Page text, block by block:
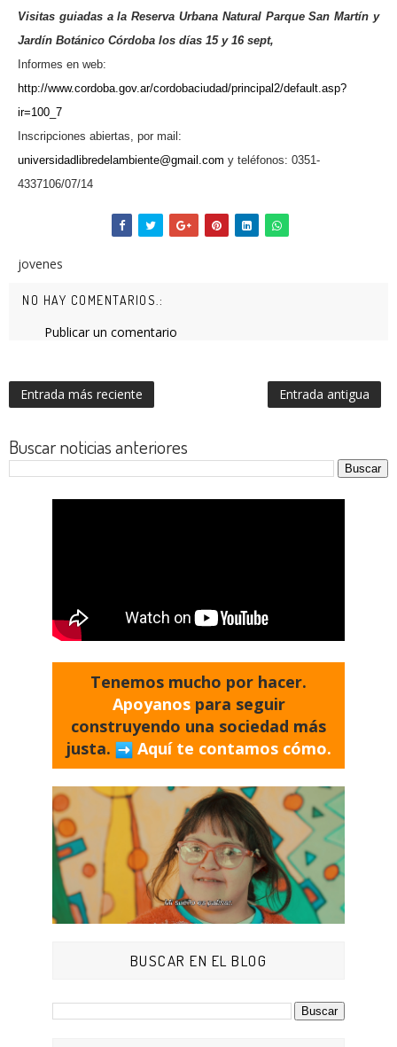
Visitas guiadas a la Reserva Urbana Natural Parque San Martín y
Jardín Botánico Córdoba los días 15 y 16 sept,
Informes en web:
http://www.cordoba.gov.ar/cordobaciudad/principal2/default.asp?
ir=100_7
Inscripciones abiertas, por mail:
universidadlibredelambiente@gmail.com y teléfonos: 0351-
4337106/07/14
jovenes
NO HAY COMENTARIOS.:
Publicar un comentario
Entrada más reciente Entrada antigua
Buscar noticias anteriores
Tenemos mucho por hacer.
Apoyanos para seguir
construyendo una sociedad más
justa.
Aquí te contamos cómo.
BUSCAR EN EL BLOG